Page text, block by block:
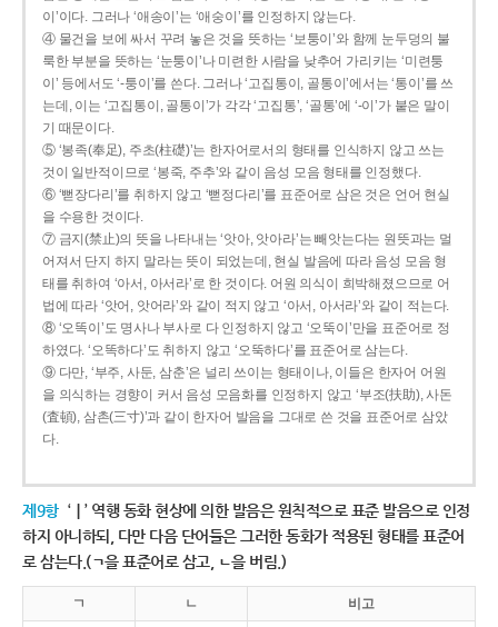
이’이다. 그러나 ‘애송이’는 ‘애숭이’를 인정하지 않는다.
④ 물건을 보에 싸서 꾸려 놓은 것을 뜻하는 ‘보퉁이’와 함께 눈두덩의 불
룩한 부분을 뜻하는 ‘눈퉁이’나 미련한 사람을 낮추어 가리키는 ‘미련퉁
이’ 등에서도 ‘-퉁이’를 쓴다. 그러나 ‘고집통이, 골통이’에서는 ‘통이’를 쓰
는데, 이는 ‘고집통이, 골통이’가 각각 ‘고집통’, ‘골통’에 ‘-이’가 붙은 말이
기 때문이다.
⑤ ‘봉족(奉足), 주초(柱礎)’는 한자어로서의 형태를 인식하지 않고 쓰는
것이 일반적이므로 ‘봉죽, 주추’와 같이 음성 모음 형태를 인정했다.
⑥ ‘뻗장다리’를 취하지 않고 ‘뻗정다리’를 표준어로 삼은 것은 언어 현실
을 수용한 것이다.
⑦ 금지(禁止)의 뜻을 나타내는 ‘앗아, 앗아라’는 빼앗는다는 원뜻과는 멀
어져서 단지 하지 말라는 뜻이 되었는데, 현실 발음에 따라 음성 모음 형
태를 취하여 ‘아서, 아서라’로 한 것이다. 어원 의식이 희박해졌으므로 어
법에 따라 ‘앗어, 앗어라’와 같이 적지 않고 ‘아서, 아서라’와 같이 적는다.
⑧ ‘오똑이’도 명사나 부사로 다 인정하지 않고 ‘오뚝이’만을 표준어로 정
하였다. ‘오똑하다’도 취하지 않고 ‘오뚝하다’를 표준어로 삼는다.
⑨ 다만, ‘부주, 사둔, 삼춘’은 널리 쓰이는 형태이나, 이들은 한자어 어원
을 의식하는 경향이 커서 음성 모음화를 인정하지 않고 ‘부조(扶助), 사돈
(査頓), 삼촌(三寸)’과 같이 한자어 발음을 그대로 쓴 것을 표준어로 삼았
다.
제9항 ‘ㅣ’ 역행 동화 현상에 의한 발음은 원칙적으로 표준 발음으로 인정
하지 아니하되, 다만 다음 단어들은 그러한 동화가 적용된 형태를 표준어
로 삼는다.(ㄱ을 표준어로 삼고, ㄴ을 버림.)
ㄱ ㄴ 비고